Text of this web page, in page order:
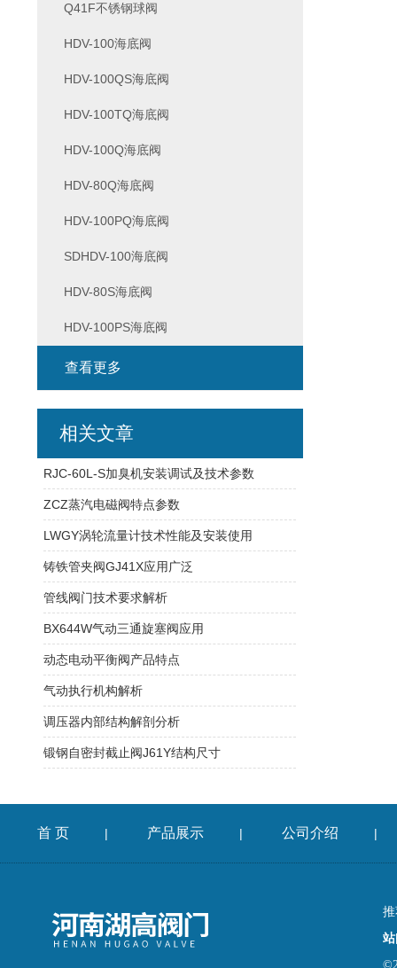
Q41F不锈钢球阀
HDV-100海底阀
HDV-100QS海底阀
HDV-100TQ海底阀
HDV-100Q海底阀
HDV-80Q海底阀
HDV-100PQ海底阀
SDHDV-100海底阀
HDV-80S海底阀
HDV-100PS海底阀
查看更多
相关文章
RJC-60L-S加臭机安装调试及技术参数
ZCZ蒸汽电磁阀特点参数
LWGY涡轮流量计技术性能及安装使用
铸铁管夹阀GJ41X应用广泛
管线阀门技术要求解析
BX644W气动三通旋塞阀应用
动态电动平衡阀产品特点
气动执行机构解析
调压器内部结构解剖分析
锻钢自密封截止阀J61Y结构尺寸
首 页 | 产品展示 | 公司介绍 |